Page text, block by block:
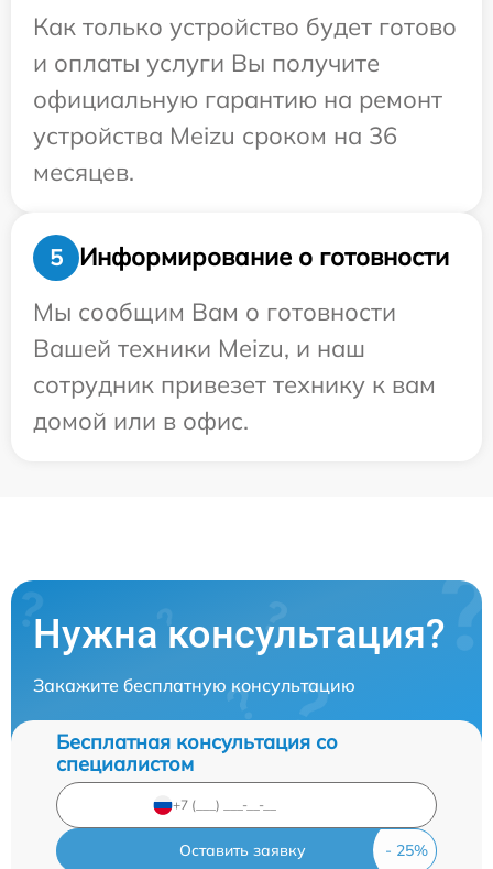
Как только устройство будет готово
и оплаты услуги Вы получите
официальную гарантию на ремонт
устройства Meizu сроком на 36
месяцев.
5
Информирование о готовности
Мы сообщим Вам о готовности
Вашей техники Meizu, и наш
сотрудник привезет технику к вам
домой или в офис.
Нужна консультация?
Закажите бесплатную консультацию
Бесплатная консультация со
специалистом
Оставить заявку